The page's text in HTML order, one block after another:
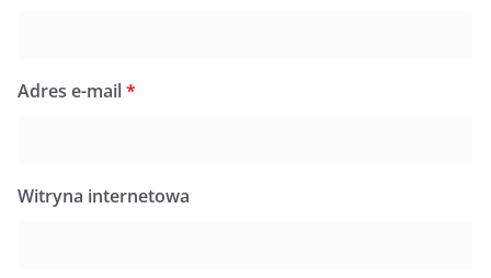
Adres e-mail*
Witryna internetowa